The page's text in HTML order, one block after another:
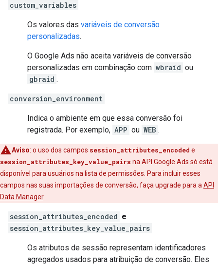
custom_variables
Os valores das variáveis de conversão
personalizadas.
O Google Ads não aceita variáveis de conversão
personalizadas em combinação com wbraid ou
gbraid .
conversion_environment
Indica o ambiente em que essa conversão foi
registrada. Por exemplo, APP ou WEB .
Aviso: o uso dos campos session_attributes_encoded e
session_attributes_key_value_pairs na API Google Ads só está
disponível para usuários na lista de permissões. Para incluir esses
campos nas suas importações de conversão, faça upgrade para a API
Data Manager.
session_attributes_encoded e
session_attributes_key_value_pairs
Os atributos de sessão representam identificadores
agregados usados para atribuição de conversão. Eles